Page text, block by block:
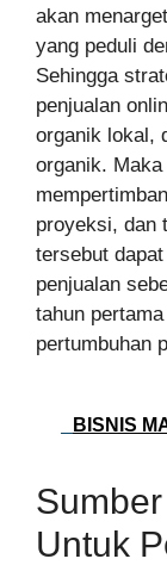
akan
yang peduli
Sehingga
penjualan
organik lokal,
organik.
proyeksi, dan
tersebut
penjualan
tahun
pertumbuhan
BISNIS
Untuk